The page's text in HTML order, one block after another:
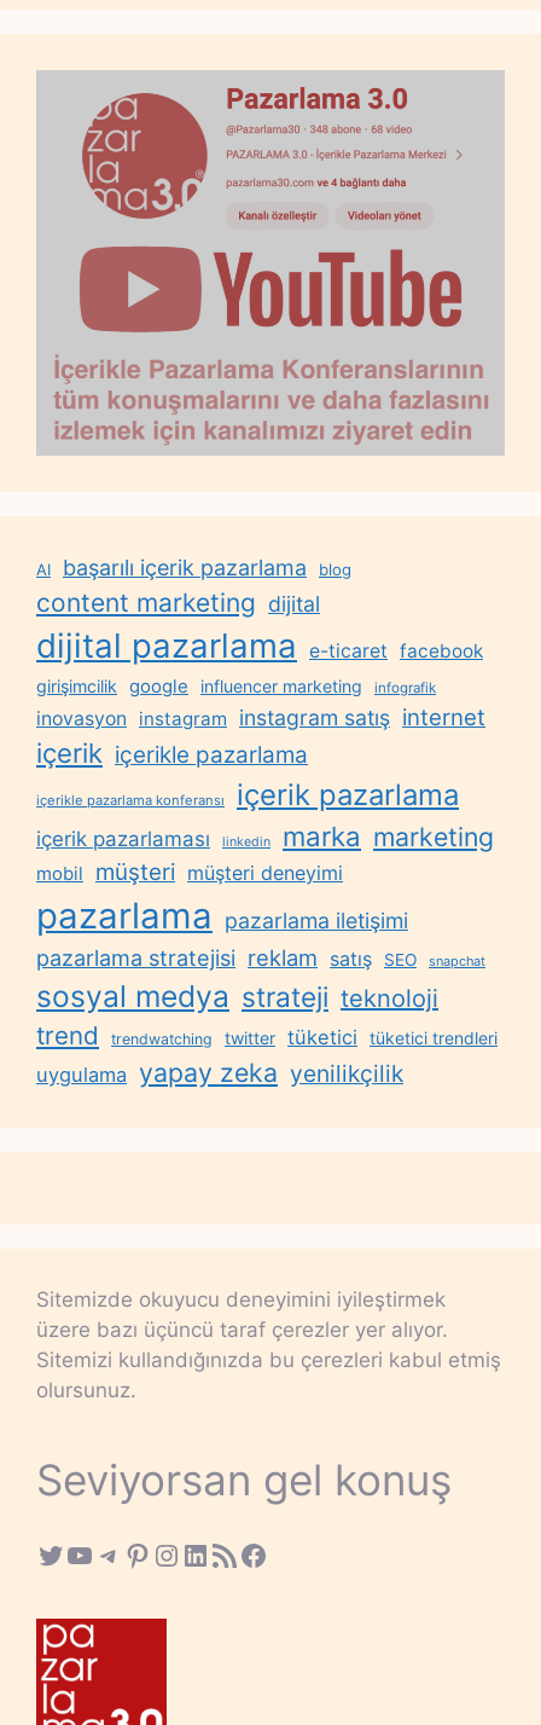
AI başarılı içerik pazarlama blog
content marketing dijital
dijital pazarlama e-ticaret facebook
girişimcilik google influencer marketing infografik
inovasyon instagram instagram satış internet
içerik içerikle pazarlama
içerikle pazarlama konferansı içerik pazarlama
içerik pazarlaması linkedin marka marketing
mobil müşteri müşteri deneyimi
pazarlama
pazarlama iletişimi
pazarlama stratejisi reklam satış SEO snapchat
sosyal medya strateji teknoloji
trend trendwatching twitter tüketici tüketici trendleri
uygulama yapay zeka yenilikçilik
Sitemizde okuyucu deneyimini iyileştirmek
üzere bazı üçüncü taraf çerezler yer alıyor.
Sitemizi kullandığınızda bu çerezleri kabul etmiş
olursunuz.
Seviyorsan gel konuş
Twitter
YouTube
Telegram
Pinterest
Instagram
LinkedIn
RSS FeedFacebook